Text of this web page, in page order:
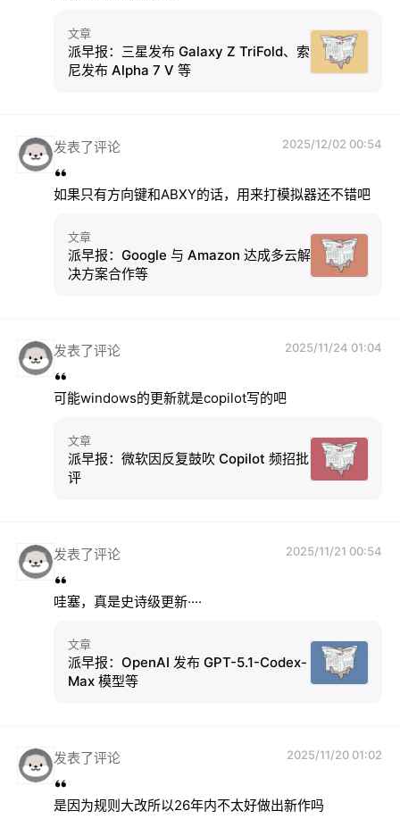
文章
派早报：三星发布 Galaxy Z TriFold、索
尼发布 Alpha 7 V 等
发表了评论 2025/12/02 00:54
如果只有方向键和ABXY的话，用来打模拟器还不错吧
文章
派早报：Google 与 Amazon 达成多云解
决方案合作等
发表了评论 2025/11/24 01:04
可能windows的更新就是copilot写的吧
文章
派早报：微软因反复鼓吹 Copilot 频招批
评
发表了评论 2025/11/21 00:54
哇塞，真是史诗级更新····
文章
派早报：OpenAI 发布 GPT-5.1-Codex-
Max 模型等
发表了评论 2025/11/20 01:02
是因为规则大改所以26年内不太好做出新作吗